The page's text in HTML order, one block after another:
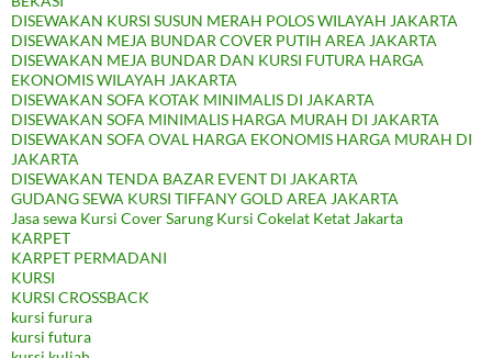
DISEWAKAN KURSI SUSUN MERAH POLOS WILAYAH JAKARTA
DISEWAKAN MEJA BUNDAR COVER PUTIH AREA JAKARTA
DISEWAKAN MEJA BUNDAR DAN KURSI FUTURA HARGA
EKONOMIS WILAYAH JAKARTA
DISEWAKAN SOFA KOTAK MINIMALIS DI JAKARTA
DISEWAKAN SOFA MINIMALIS HARGA MURAH DI JAKARTA
DISEWAKAN SOFA OVAL HARGA EKONOMIS HARGA MURAH DI
JAKARTA
DISEWAKAN TENDA BAZAR EVENT DI JAKARTA
GUDANG SEWA KURSI TIFFANY GOLD AREA JAKARTA
Jasa sewa Kursi Cover Sarung Kursi Cokelat Ketat Jakarta
KARPET
KARPET PERMADANI
KURSI
KURSI CROSSBACK
kursi furura
kursi futura